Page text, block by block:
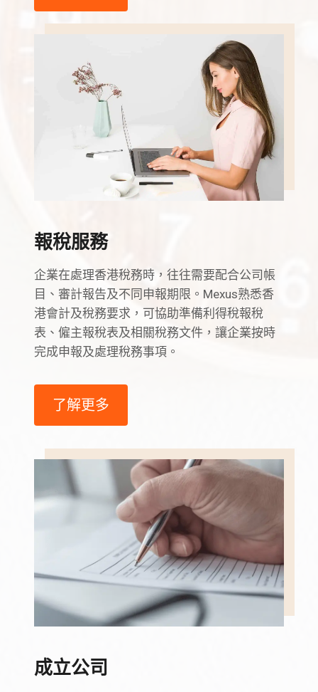
報稅服務
企業在處理香港稅務時，往往需要配合公司帳
目、審計報告及不同申報期限。Mexus熟悉香
港會計及稅務要求，可協助準備利得稅報稅
表、僱主報稅表及相關稅務文件，讓企業按時
完成申報及處理稅務事項。
了解更多
成立公司